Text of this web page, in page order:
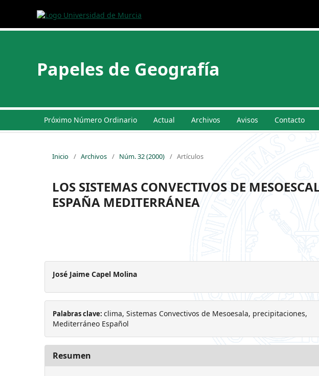
Papeles de Geografía
Próximo Número Ordinario Actual Archivos Avisos Contacto
Inicio / Archivos / Núm. 32 (2000) / Artículos
LOS SISTEMAS CONVECTIVOS DE
ESPAÑA MEDITERRÁNEA
José Jaime Capel Molina
Palabras clave: clima, Sistemas Convectivos de Mesoesala, precipitaciones,
Mediterráneo Español
Resumen